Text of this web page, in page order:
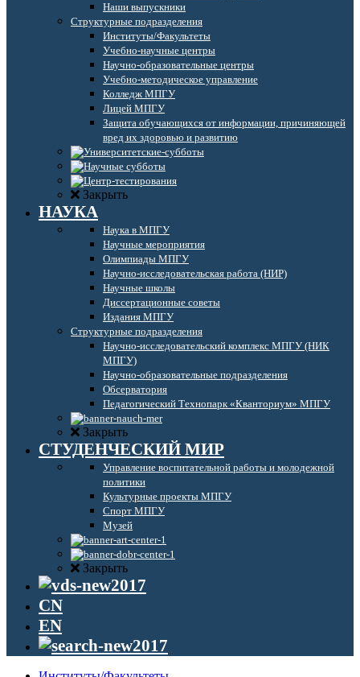
Наши выпускники
Структурные подразделения
Институты/Факультеты
Учебно-научные центры
Научно-образовательные центры
Учебно-методическое управление
Колледж МПГУ
Лицей МПГУ
Защита обучающихся от информации, причиняющей
вред их здоровью и развитию
Закрыть
НАУКА
Наука в МПГУ
Научные мероприятия
Олимпиады МПГУ
Научно-исследовательская работа (НИР)
Научные школы
Диссертационные советы
Издания МПГУ
Структурные подразделения
Научно-исследовательский комплекс МПГУ (НИК
МПГУ)
Научно-образовательные подразделения
Обсерватория
Педагогический Технопарк «Кванториум» МПГУ
Закрыть
СТУДЕНЧЕСКИЙ МИР
Управление воспитательной работы и молодежной
политики
Культурные проекты МПГУ
Спорт МПГУ
Музей
Закрыть
CN
EN